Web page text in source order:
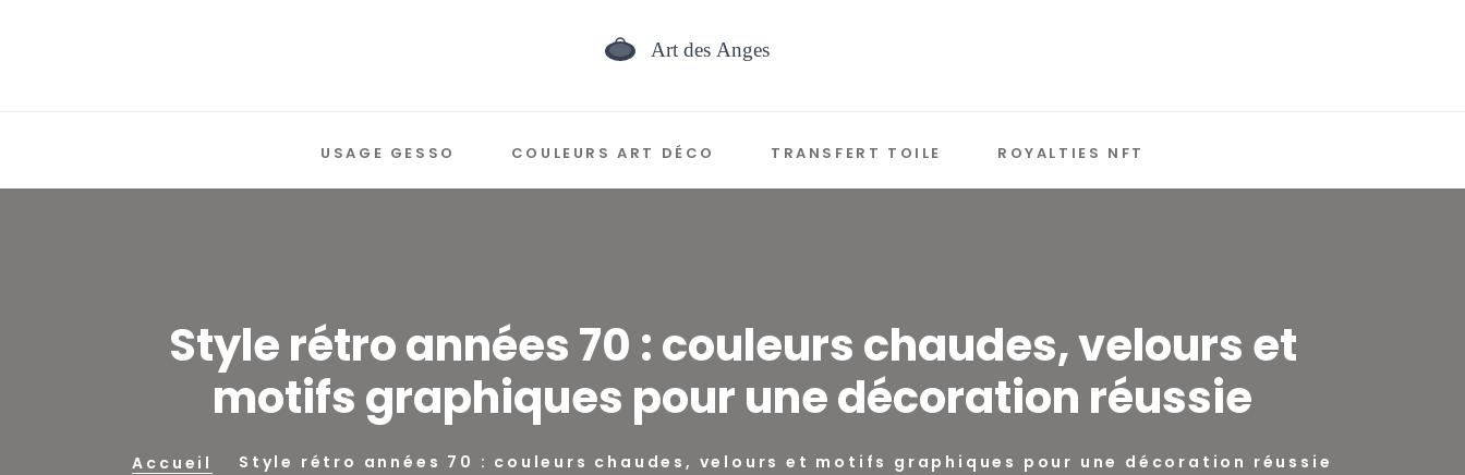
USAGE GESSO COULEURS ART DÉCO TRANSFERT TOILE ROYALTIES NFT
Style rétro années 70 : couleurs chaudes, velours et
motifs graphiques pour une décoration réussie
Accueil Style rétro années 70 : couleurs chaudes, velours et motifs graphiques pour une décoration réussie